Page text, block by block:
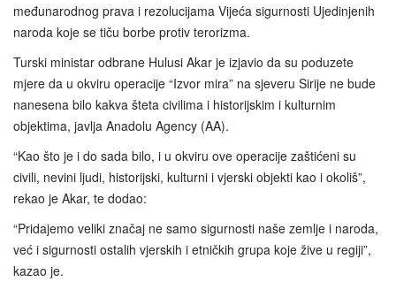
međunarodnog prava i rezolucijama Vijeća sigurnosti Ujedinjenih
naroda koje se tiču borbe protiv terorizma.
Turski ministar odbrane Hulusi Akar je izjavio da su poduzete
mjere da u okviru operacije “Izvor mira” na sjeveru Sirije ne bude
nanesena bilo kakva šteta civilima i historijskim i kulturnim
objektima, javlja Anadolu Agency (AA).
“Kao što je i do sada bilo, i u okviru ove operacije zaštićeni su
civili, nevini ljudi, historijski, kulturni i vjerski objekti kao i okoliš”,
rekao je Akar, te dodao:
“Pridajemo veliki značaj ne samo sigurnosti naše zemlje i naroda,
već i sigurnosti ostalih vjerskih i etničkih grupa koje žive u regiji”,
kazao je.